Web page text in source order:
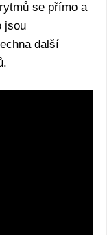
se přímo a
jsou
další